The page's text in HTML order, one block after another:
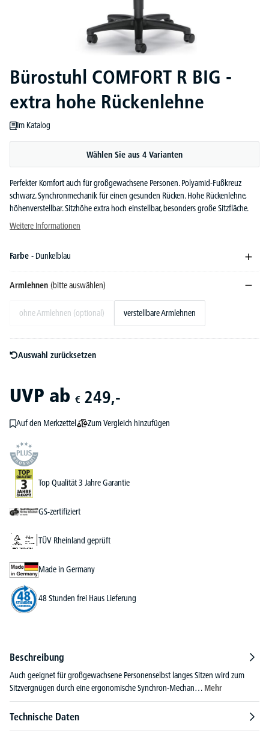
Bürostuhl COMFORT R BIG -
extra hohe Rückenlehne
Im Katalog
Wählen Sie aus 4 Varianten
Perfekter Komfort auch für großgewachsene Personen. Polyamid-Fußkreuz
schwarz. Synchronmechanik für einen gesunden Rücken. Hohe Rückenlehne,
höhenverstellbar. Sitzhöhe extra hoch einstellbar, besonders große Sitzfläche.
Weitere Informationen
Farbe - Dunkelblau
Armlehnen (bitte auswählen)
ohne Armlehnen (optional) verstellbare Armlehnen
Auswahl zurücksetzen
UVP ab € 249,-
Auf den Merkzettel Zum Vergleich hinzufügen
Top Qualität 3 Jahre Garantie
GS-zertifiziert
TÜV Rheinland geprüft
Made in Germany
48 Stunden frei Haus Lieferung
Beschreibung
Auch geeignet für großgewachsene Personenselbst langes Sitzen wird zum
Sitzvergnügen durch eine ergonomische Synchron-Mechan… Mehr
Technische Daten